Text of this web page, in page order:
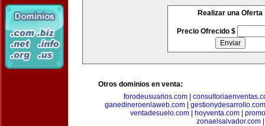
Realizar una Oferta
Precio Ofrecido $
Otros dominios en venta:
forodeusuarios.com
ganedineroenlaweb.com
gestionydesarrollo.com
ventadesuelo.com
hoyventa.com
zonaelsalvador.com|